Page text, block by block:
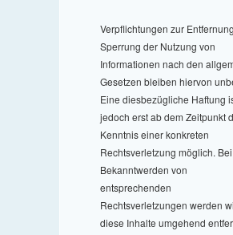
Verpflichtungen zur
Sperrung der Nutzung von
Informationen nach den
Gesetzen bleiben hiervon
Eine diesbezügliche Haftung
jedoch erst ab dem Zeitpunkt
Kenntnis einer konkreten
Rechtsverletzung möglich. Bei
Bekanntwerden von
entsprechenden
Rechtsverletzungen werden
diese Inhalte umgehend